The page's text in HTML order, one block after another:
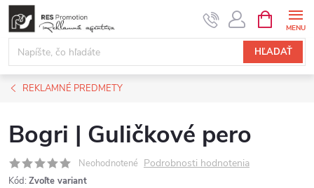
Prejsť
obsah
HĽADAŤ
KOŠÍK
REKLAMNÉ PREDMETY
Bogri | Guličkové pero
Neohodnotené Podrobnosti hodnotenia
Kód: Zvoľte variant